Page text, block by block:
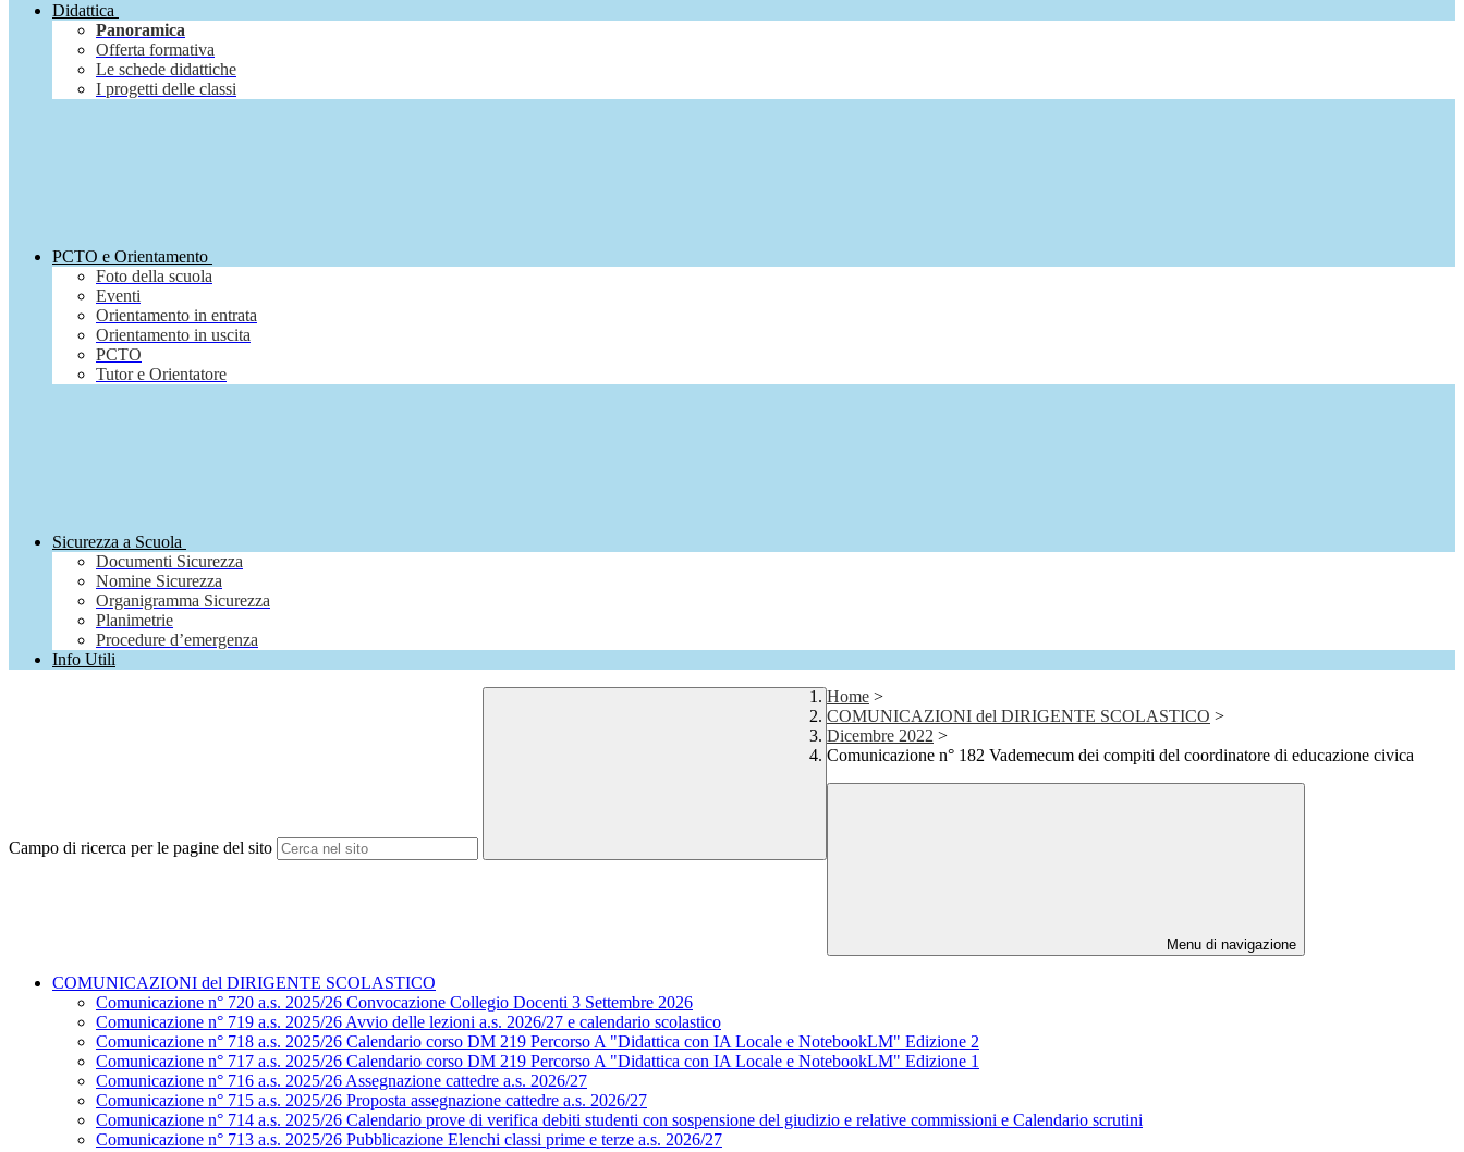
Didattica
Panoramica
Offerta formativa
Le schede didattiche
I progetti delle classi
PCTO e Orientamento
Foto della scuola
Eventi
Orientamento in entrata
Orientamento in uscita
PCTO
Tutor e Orientatore
Sicurezza a Scuola
Documenti Sicurezza
Nomine Sicurezza
Organigramma Sicurezza
Planimetrie
Procedure d’emergenza
Info Utili
Campo di ricerca per le pagine del sito
Home >
COMUNICAZIONI del DIRIGENTE SCOLASTICO >
Dicembre 2022 >
Comunicazione n° 182 Vademecum dei compiti del coordinatore di educazione civica
Menu di navigazione
COMUNICAZIONI del DIRIGENTE SCOLASTICO
Comunicazione n° 720 a.s. 2025/26 Convocazione Collegio Docenti 3 Settembre 2026
Comunicazione n° 719 a.s. 2025/26 Avvio delle lezioni a.s. 2026/27 e calendario scolastico
Comunicazione n° 718 a.s. 2025/26 Calendario corso DM 219 Percorso A "Didattica con IA Locale e NotebookLM" Edizione 2
Comunicazione n° 717 a.s. 2025/26 Calendario corso DM 219 Percorso A "Didattica con IA Locale e NotebookLM" Edizione 1
Comunicazione n° 716 a.s. 2025/26 Assegnazione cattedre a.s. 2026/27
Comunicazione n° 715 a.s. 2025/26 Proposta assegnazione cattedre a.s. 2026/27
Comunicazione n° 714 a.s. 2025/26 Calendario prove di verifica debiti studenti con sospensione del giudizio e relative commissioni e Calendario scrutini
Comunicazione n° 713 a.s. 2025/26 Pubblicazione Elenchi classi prime e terze a.s. 2026/27